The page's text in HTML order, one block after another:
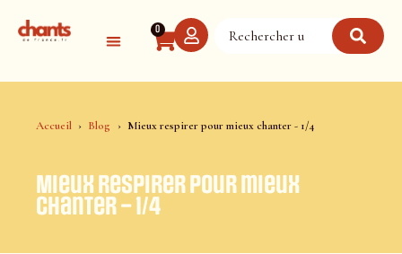
0
Accueil Blog Mieux respirer pour mieux chanter - 1/4
Mieux respirer pour mieux
chanter – 1/4